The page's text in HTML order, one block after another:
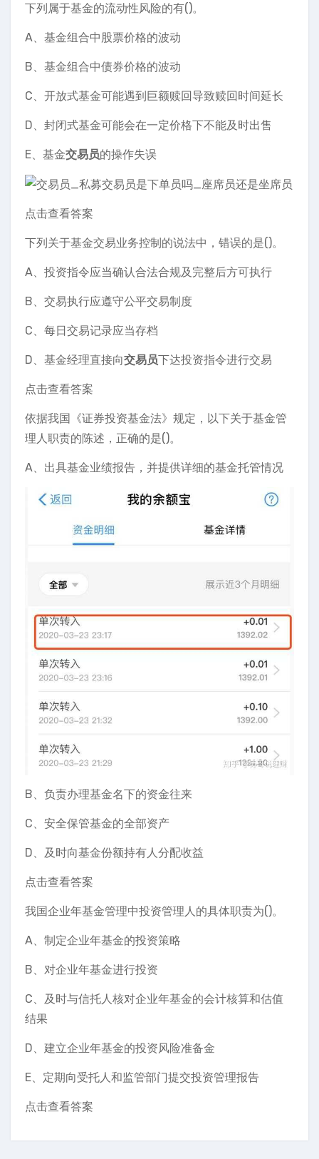
下列属于基金的流动性风险的有()。
A、基金组合中股票价格的波动
B、基金组合中债券价格的波动
C、开放式基金可能遇到巨额赎回导致赎回时间延长
D、封闭式基金可能会在一定价格下不能及时出售
E、基金交易员的操作失误
点击查看答案
下列关于基金交易业务控制的说法中，错误的是()。
A、投资指令应当确认合法合规及完整后方可执行
B、交易执行应遵守公平交易制度
C、每日交易记录应当存档
D、基金经理直接向交易员下达投资指令进行交易
点击查看答案
依据我国《证券投资基金法》规定，以下关于基金管
理人职责的陈述，正确的是()。
A、出具基金业绩报告，并提供详细的基金托管情况
B、负责办理基金名下的资金往来
C、安全保管基金的全部资产
D、及时向基金份额持有人分配收益
点击查看答案
我国企业年基金管理中投资管理人的具体职责为()。
A、制定企业年基金的投资策略
B、对企业年基金进行投资
C、及时与信托人核对企业年基金的会计核算和估值
结果
D、建立企业年基金的投资风险准备金
E、定期向受托人和监管部门提交投资管理报告
点击查看答案